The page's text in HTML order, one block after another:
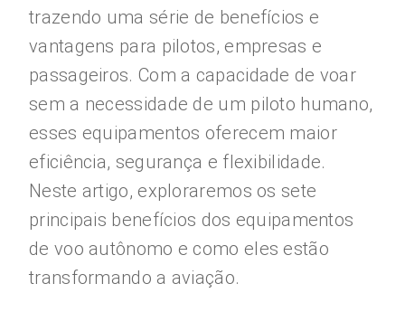
trazendo uma série de benefícios e
vantagens para pilotos, empresas e
passageiros. Com a capacidade de voar
sem a necessidade de um piloto humano,
esses equipamentos oferecem maior
eficiência, segurança e flexibilidade.
Neste artigo, exploraremos os sete
principais benefícios dos equipamentos
de voo autônomo e como eles estão
transformando a aviação.